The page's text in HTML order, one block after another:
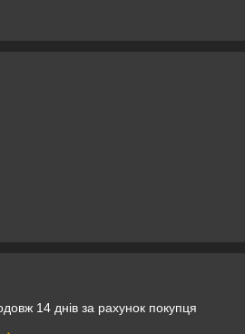
14 днів за рахунок покупця